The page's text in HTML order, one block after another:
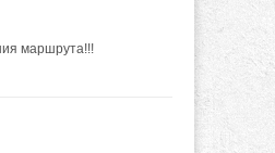
маршрута!!!